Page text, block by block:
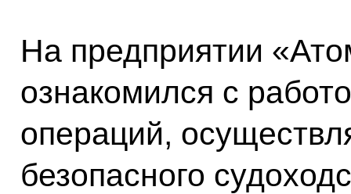
На предприятии
ознакомился с
операций,
безопасного